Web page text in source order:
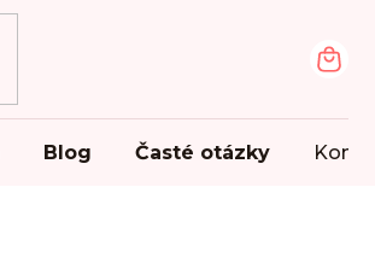
Blog Časté otázky